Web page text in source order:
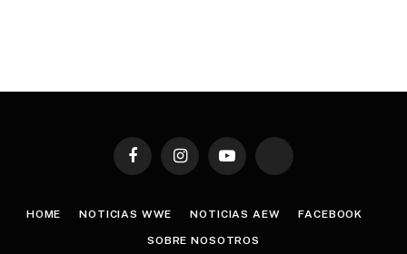
FacebookInstagramYouTube TikTok
HOME NOTICIAS WWE NOTICIAS AEW FACEBOOK
SOBRE NOSOTROS